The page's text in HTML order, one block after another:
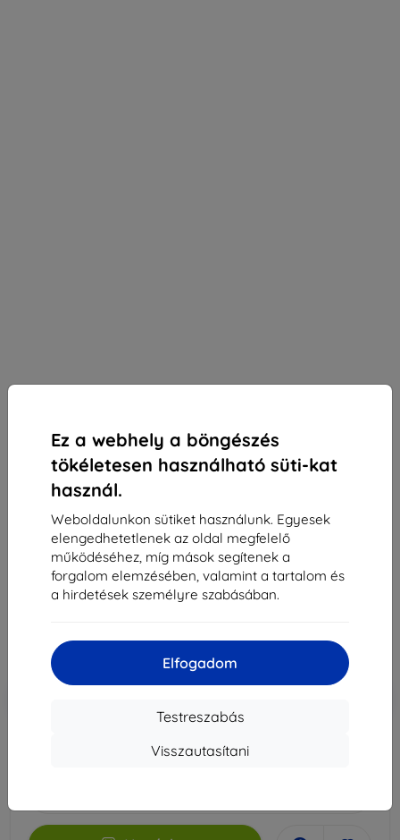
Ez a webhely a böngészés
tökéletesen használható süti-kat
használ.
Weboldalunkon sütiket használunk. Egyesek
elengedhetetlenek az oldal megfelelő
működéséhez, míg mások segítenek a
forgalom elemzésében, valamint a tartalom és
a hirdetések személyre szabásában.
Elfogadom
Testreszabás
Visszautasítani
3MK Folia 1UP Sony Xperia 10 IV gaming fólia, 3 db
Alkalmas: Sony Xperia 10 IV
Leírás és specifikáció
7 790 Ft
Ár ÁFA nelkül
Külső raktáron > 5 db